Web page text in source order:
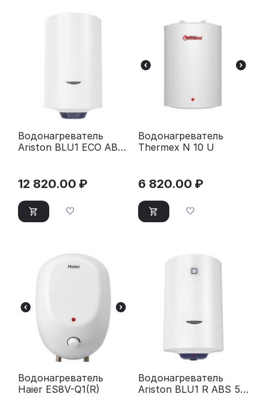
Водонагреватель
Ariston BLU1 ECO ABS
12 820.00 ₽
Водонагреватель
Thermex N 10 U
6 820.00 ₽
Водонагреватель
Haier ES8V-Q1(R)
Водонагреватель
Ariston BLU1 R ABS 50